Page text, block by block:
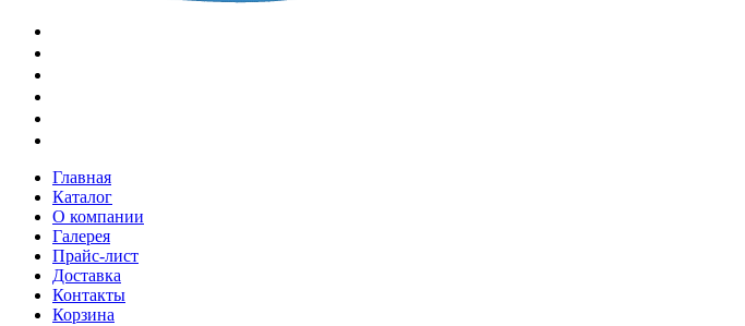
Главная
Каталог
О компании
Галерея
Прайс-лист
Доставка
Контакты
Корзина